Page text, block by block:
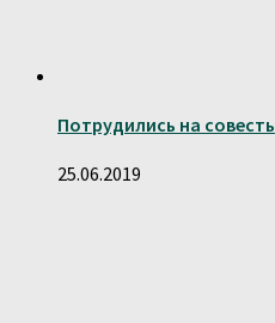
Потрудились на совесть
25.06.2019